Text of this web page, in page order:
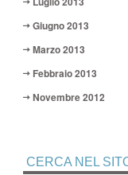
Giugno 2013
Marzo 2013
Febbraio 2013
Novembre 2012
CERCA NEL